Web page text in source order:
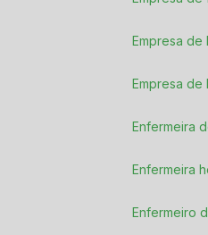
Empresa
Empresa
Enfermeira
Enfermeira
Enfermeiro